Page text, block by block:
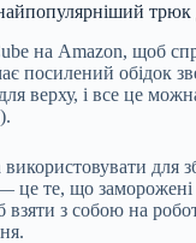
трюк
на Amazon, щоб
посилений обідок
для верху, і все це
для
те, що
взяти з собою на